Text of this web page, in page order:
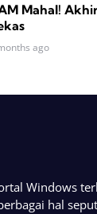
Mahal!
ago
Windows
hal